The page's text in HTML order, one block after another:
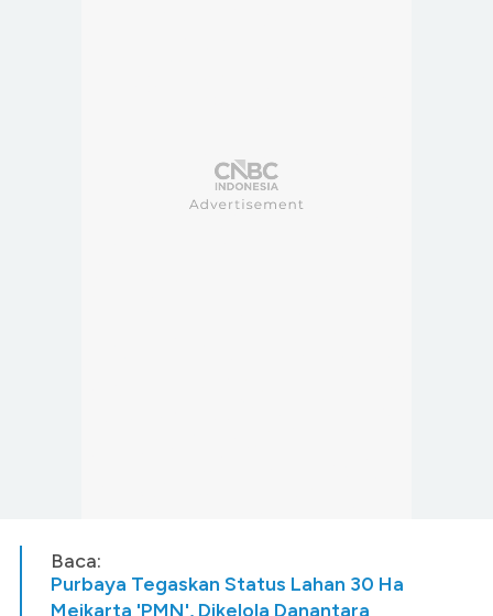
Baca:
Purbaya Tegaskan Status Lahan 30 Ha
Meikarta 'PMN', Dikelola Danantara